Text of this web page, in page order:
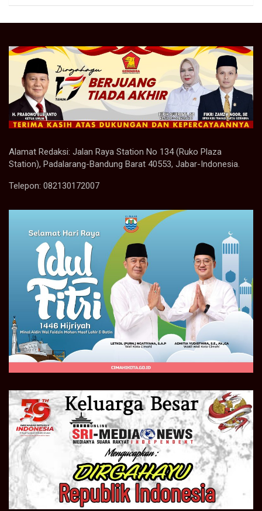
Alamat Redaksi: Jalan Raya Station No 134 (Ruko Plaza
Station), Padalarang-Bandung Barat 40553, Jabar-Indonesia.
Telepon: 082130172007